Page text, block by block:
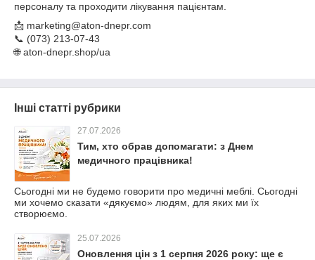
персоналу та проходити лікування пацієнтам.
📩 marketing@aton-dnepr.com
📞 (073) 213-07-43
🌐 aton-dnepr.shop/ua
Інші статті рубрики
27.07.2026
Тим, хто обрав допомагати: з Днем
медичного працівника!
Сьогодні ми не будемо говорити про медичні меблі. Сьогодні
ми хочемо сказати «дякуємо» людям, для яких ми їх
створюємо.
25.07.2026
Оновлення цін з 1 серпня 2026 року: ще є